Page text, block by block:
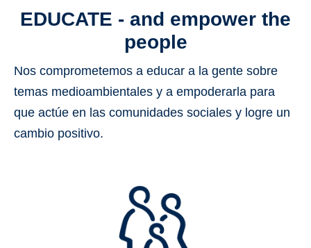
EDUCATE - and empower the
people
Nos comprometemos a educar a la gente sobre
temas medioambientales y a empoderarla para
que actúe en las comunidades sociales y logre un
cambio positivo.